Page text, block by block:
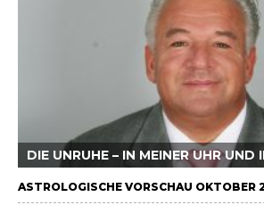
DIE UNRUHE – IN MEINER UHR UND
ASTROLOGISCHE VORSCHAU OKTOBER